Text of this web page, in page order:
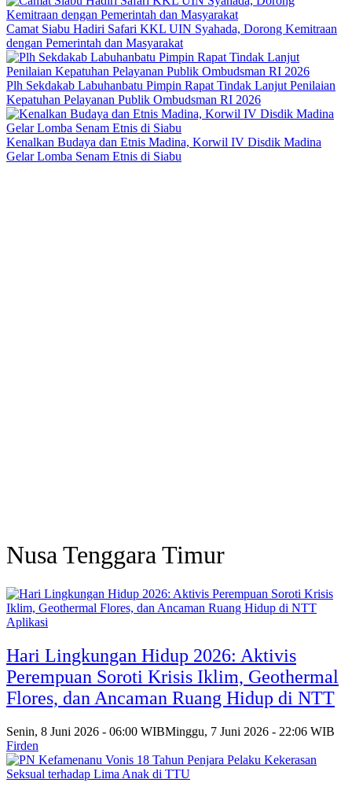
Camat Siabu Hadiri Safari KKL UIN Syahada, Dorong Kemitraan
dengan Pemerintah dan Masyarakat
Plh Sekdakab Labuhanbatu Pimpin Rapat Tindak Lanjut Penilaian
Kepatuhan Pelayanan Publik Ombudsman RI 2026
Kenalkan Budaya dan Etnis Madina, Korwil IV Disdik Madina
Gelar Lomba Senam Etnis di Siabu
Nusa Tenggara Timur
Aplikasi
Hari Lingkungan Hidup 2026: Aktivis
Perempuan Soroti Krisis Iklim, Geothermal
Flores, dan Ancaman Ruang Hidup di NTT
Senin, 8 Juni 2026 - 06:00 WIBMinggu, 7 Juni 2026 - 22:06 WIB
Firden